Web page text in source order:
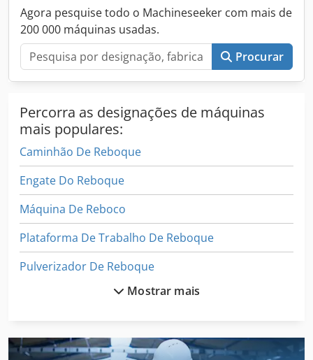
Agora pesquise todo o Machineseeker com mais de
200 000 máquinas usadas.
Procurar
Percorra as designações de máquinas
mais populares:
Caminhão De Reboque
Engate Do Reboque
Máquina De Reboco
Plataforma De Trabalho De Reboque
Pulverizador De Reboque
Mostrar mais